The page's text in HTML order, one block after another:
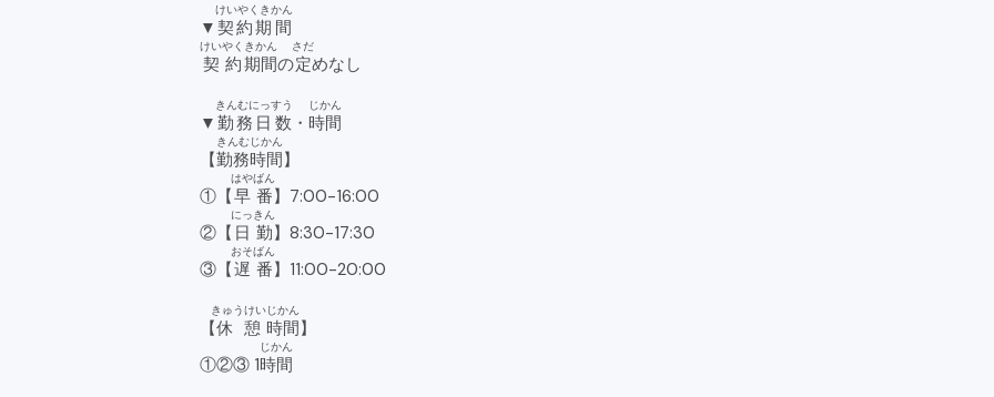
▼ 契約期間
けいやくきかん
契約
けいやく
期間
きかん
の定
さだ
めなし
▼ 勤務日数
きんむにっすう
・ 時間
じかん
【勤務
きんむ
時間
じかん
】
①【早番
はやばん
】7:00-16:00
②【 日勤
にっきん
】8:30-17:30
③【遅番
おそばん
】11:00-20:00
【休憩
きゅうけい
時間
じかん
】
①②③ 1時間
じかん